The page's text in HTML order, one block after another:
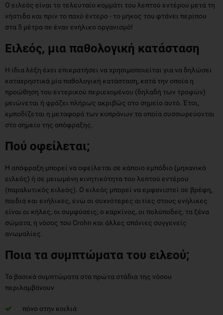
Ο ειλεός είναι το τελευταίο κομμάτι του λεπτού εντέρου μετά τη
νήστιδα και πριν το παχύ έντερο - το μήκος του φτάνει περίπου
στα 5 μέτρα σε έναν ενήλικο οργανισμό!
Ειλεός, μια παθολογική κατάσταση
Η ίδια λέξη έχει επικρατήσει να χρησιμοποιείται για να δηλώσει
καταχρηστικά μία παθολογική κατάσταση, κατά την οποία η
προώθηση του εντερικού περιεχομένου (δηλαδή των τροφών)
μειώνεται ή φράζει πλήρως ακριβώς στο σημείο αυτό. Έτσι,
εμποδίζεται η μεταφορά των κοπράνων τα οποία συσσωρεύονται
στο σημείο της απόφραξης.
Πού οφείλεται;
Η απόφραξη μπορεί να οφείλεται σε κάποιο εμπόδιο (μηχανικό
ειλεός) ή σε μειωμένη κινητικότητα του λεπτού εντέρου
(παραλυτικός ειλεός). Ο ειλεός μπορεί να εμφανιστεί σε βρέφη,
παιδιά και ενήλικες, ενώ οι συχνότερες αιτίες στους ενήλικες
είναι οι κήλες, οι συμφύσεις, ο καρκίνος, οι πολύποδες, τα ξένα
σώματα, η νόσος του Crohn και άλλες σπάνιες συγγενείς
ανωμαλίες.
Ποια τα συμπτώματα του ειλεού;
Τα βασικά συμπτώματα στα πρώτα στάδια της νόσου
περιλαμβάνουν
πόνο στην κοιλιά